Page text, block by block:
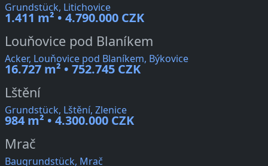
Grundstück, Litichovice
1.411 m² • 4.790.000 CZK
Louňovice pod Blaníkem
Acker, Louňovice pod Blaníkem, Býkovice
16.727 m² • 752.745 CZK
Lštění
Grundstück, Lštění, Zlenice
984 m² • 4.300.000 CZK
Mrač
Baugrundstück, Mrač